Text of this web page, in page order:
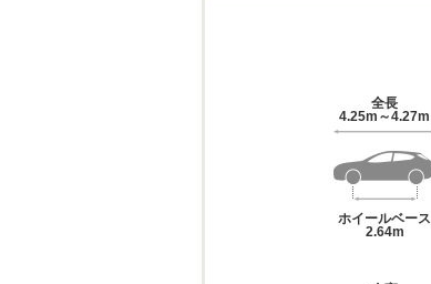
全長
4.25m～4.27m
ホイールベース
2.64m